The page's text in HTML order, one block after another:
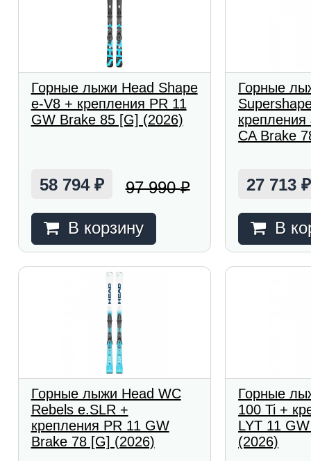
Горные лыжи Head Shape
e-V8 + крепления PR 11
GW Brake 85 [G] (2026)
58 794 ₽ 97 990₽
В корзину
Горные
CA Brake
27 713₽
В
Горные лыжи Head WC
Rebels e.SLR +
крепления PR 11 GW
Brake 78 [G] (2026)
Горные
100 Ti +
LYT 11
(2026)